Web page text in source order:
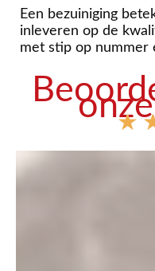
Een bezuiniging
inleveren op de
met stip op nummer
★